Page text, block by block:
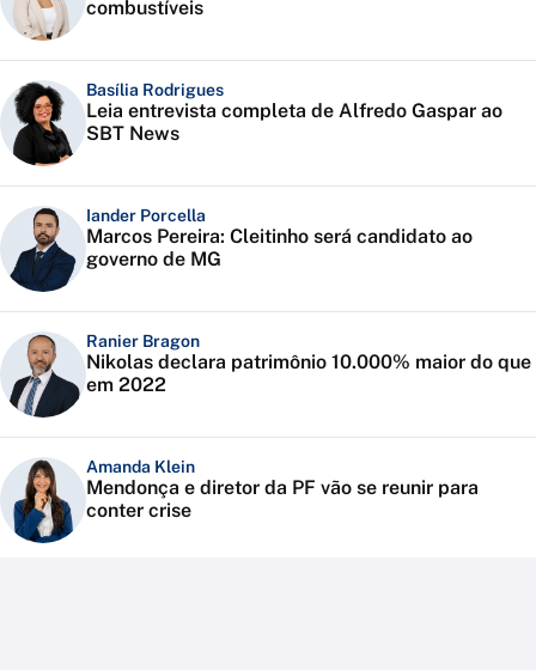
combustíveis
Basília Rodrigues
Leia entrevista completa de Alfredo Gaspar ao
SBT News
Iander Porcella
Marcos Pereira: Cleitinho será candidato ao
governo de MG
Ranier Bragon
Nikolas declara patrimônio 10.000% maior do que
em 2022
Amanda Klein
Mendonça e diretor da PF vão se reunir para
conter crise